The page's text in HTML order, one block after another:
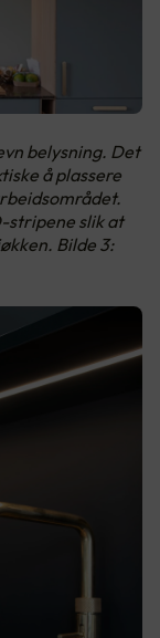
belysning. Det
å plassere
stripene slik at
Bilde 3: